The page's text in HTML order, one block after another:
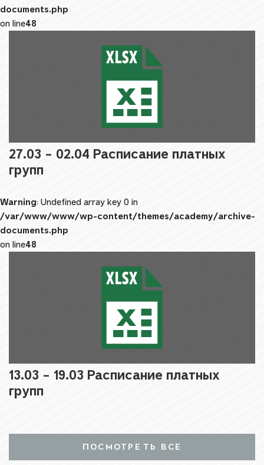
documents.php
on line48
27.03 – 02.04 Расписание платных
групп
Warning: Undefined array key 0 in
/var/www/www/wp-content/themes/academy/archive-
documents.php
on line48
13.03 – 19.03 Расписание платных
групп
ПОСМОТРЕТЬ ВСЕ